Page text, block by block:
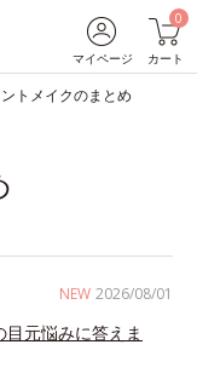
マイページ
0
カート
トメイクのまとめ
NEW 2026/08/01
元悩みに答えま